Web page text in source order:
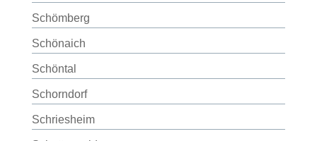
Schömberg
Schönaich
Schöntal
Schorndorf
Schriesheim